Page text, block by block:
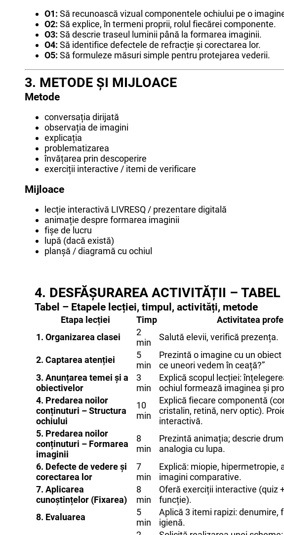
O1: Să recunoască vizual componentele ochiului pe o
O2: Să explice, în termeni proprii, rolul fiecărei componente.
O3: Să descrie traseul luminii până la formarea imaginii.
O4: Să identifice defectele de refracție și corectarea lor.
O5: Să formuleze măsuri simple pentru protejarea vederii.
3. METODE ȘI MIJLOACE
Metode
conversația dirijată
observația de imagini
explicația
problematizarea
învățarea prin descoperire
exerciții interactive / itemi de verificare
Mijloace
lecție interactivă LIVRESQ / prezentare digitală
animație despre formarea imaginii
fișe de lucru
lupă (dacă există)
planșă / diagramă cu ochiul
4. DESFĂȘURAREA ACTIVITĂȚII –
Tabel – Etapele lecției, timpul, activități, metode
Etapa lecției Timp Activitatea
1. Organizarea clasei
2
min
Salută elevii, verifică prezența.
2. Captarea atenției
5
min
Prezintă o imagine cu un obiect
ce uneori vedem în ceață?”
3. Anunțarea temei și a
obiectivelor
3
min
Explică scopul lecției:
ochiul formează imaginea și
4. Predarea noilor
conținuturi – Structura
ochiului
10
min
Explică fiecare componentă
cristalin, retină, nerv optic).
interactivă.
5. Predarea noilor
conținuturi – Formarea
imaginii
8
min
Prezintă animația; descrie
analogia cu lupa.
6. Defecte de vedere și
corectarea lor
7
min
Explică: miopie, hipermetropie,
imagini comparative.
7. Aplicarea
cunoștințelor (Fixarea)
8
min
Oferă exerciții interactive (quiz
funcție).
8. Evaluarea
5
min
Aplică 3 itemi rapizi: denumire,
igienă.